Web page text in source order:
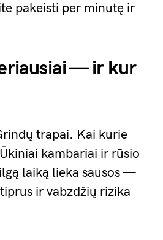
pakeisti per minutę ir
— ir kur
trapai. Kai kurie
kambariai ir rūsio
laiką lieka sausos —
ir vabzdžių rizika